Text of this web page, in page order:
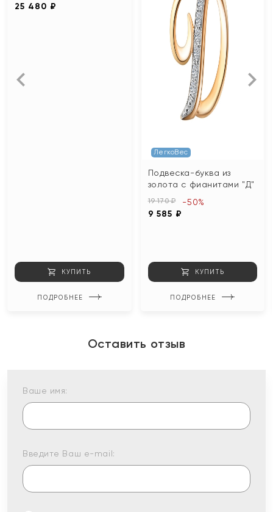
25 480 ₽
КУПИТЬ
ПОДРОБНЕЕ
ЛегкоВес
Подвеска-буква из
золота с фианитами "Д"
19 170 ₽
9 585 ₽
-50%
КУПИТЬ
ПОДРОБНЕЕ
Оставить отзыв
Ваше имя:
Введите Ваш e-mail: